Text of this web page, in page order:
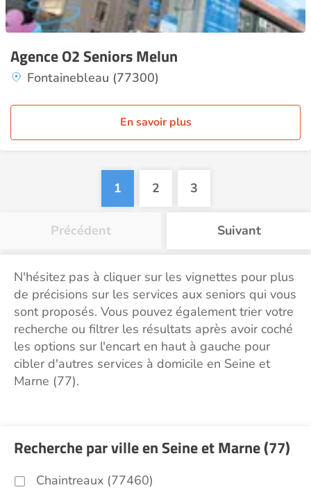
Agence O2 Seniors Melun
Fontainebleau (77300)
En savoir plus
1 2 3
Précédent Suivant
N'hésitez pas à cliquer sur les vignettes pour plus
de précisions sur les services aux seniors qui vous
sont proposés. Vous pouvez également trier votre
recherche ou filtrer les résultats après avoir coché
les options sur l'encart en haut à gauche pour
cibler d'autres services à domicile en Seine et
Marne (77).
Recherche par ville en Seine et Marne (77)
Chaintreaux (77460)